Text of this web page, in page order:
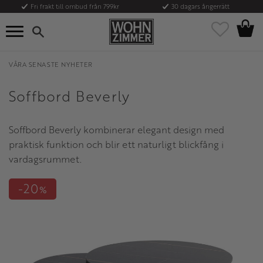
Meny
Fri frakt till ombud från 799kr 30 dagars ångerrätt
Favoriter
VÅRA SENASTE NYHETER
Soffbord Beverly
Soffbord Beverly kombinerar elegant design med
praktisk funktion och blir ett naturligt blickfång i
vardagsrummet.
20%